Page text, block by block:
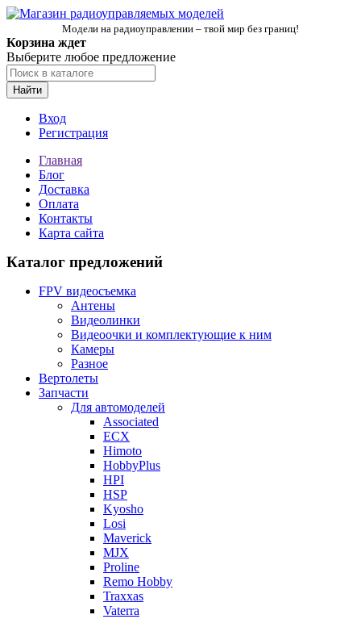
Модели на радиоуправлении – твой мир без границ!
Корзина ждет
Выберите любое предложение
Найти
Вход
Регистрация
Главная
Блог
Доставка
Оплата
Контакты
Карта сайта
Каталог предложений
FPV видеосъемка
Антены
Видеолинки
Видеоочки и комплектующие к ним
Камеры
Разное
Вертолеты
Запчасти
Для автомоделей
Associated
ECX
Himoto
HobbyPlus
HPI
HSP
Kyosho
Losi
Maverick
MJX
Proline
Remo Hobby
Traxxas
Vaterra